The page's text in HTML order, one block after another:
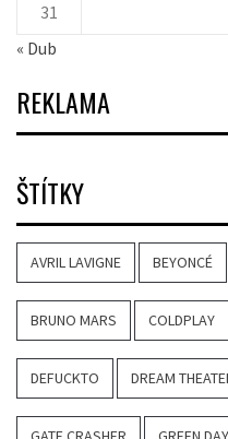
31
« Dub
REKLAMA
ŠTÍTKY
AVRIL LAVIGNE BEYONCÉ
BRUNO MARS COLDPLAY
DEFUCKTO DREAM